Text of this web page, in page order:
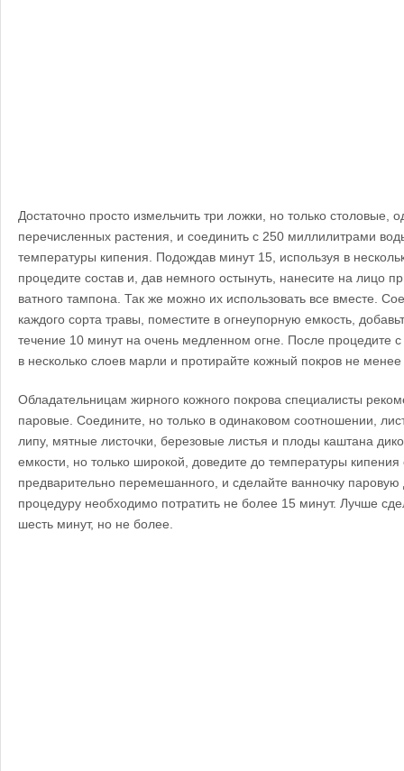
Достаточно просто измельчить три ложки, но только столовые,
перечисленных растения, и соединить с 250 миллилитрами
температуры кипения. Подождав минут 15, используя в
процедите состав и, дав немного остынуть, нанесите на лицо
ватного тампона. Так же можно их использовать все вместе.
каждого сорта травы, поместите в огнеупорную емкость,
течение 10 минут на очень медленном огне. После процедите
в несколько слоев марли и протирайте кожный покров не менее
Обладательницам жирного кожного покрова специалисты
паровые. Соедините, но только в одинаковом соотношении,
липу, мятные листочки, березовые листья и плоды каштана
емкости, но только широкой, доведите до температуры кипения
предварительно перемешанного, и сделайте ванночку
процедуру необходимо потратить не более 15 минут. Лучше
шесть минут, но не более.